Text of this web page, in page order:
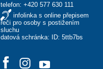
telefon: +420 577 630 111
infolinka s online přepisem
řeči pro osoby s postižením
sluchu
datová schránka: ID: 5ttb7bs